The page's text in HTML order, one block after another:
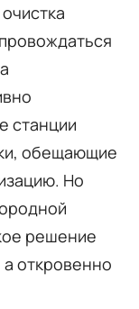
станции
обещающие
Но
решение
откровенно